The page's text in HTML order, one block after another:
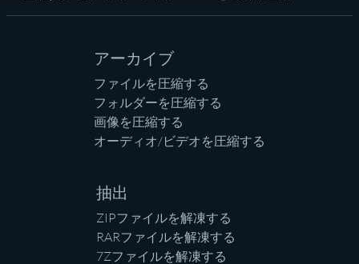
アーカイブ
ファイルを圧縮する
フォルダーを圧縮する
画像を圧縮する
オーディオ/ビデオを圧縮する
抽出
ZIPファイルを解凍する
RARファイルを解凍する
7Zファイルを解凍する